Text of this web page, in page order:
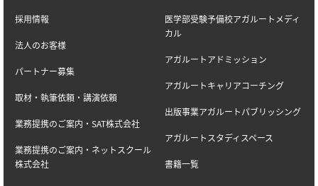
採用情報
法人のお客様
パートナー募集
取材・執筆依頼・講演依頼
業務提携のご案内・SAT株式会社
業務提携のご案内・ネットスクール
株式会社
医学部受験予備校アガルートメディ
カル
アガルートアドミッション
アガルートキャリアコーチング
出版事業アガルートパブリッシング
アガルートスタディスペース
書籍一覧